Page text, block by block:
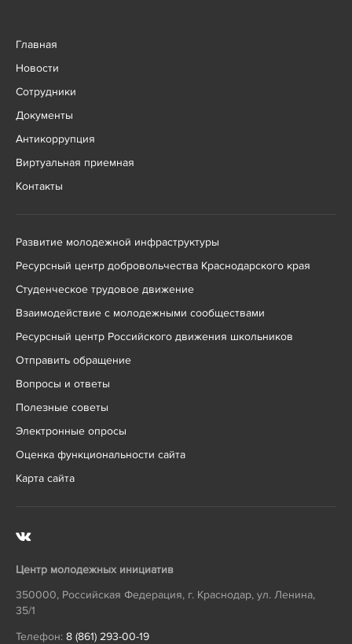
Главная
Новости
Сотрудники
Документы
Антикоррупция
Виртуальная приемная
Контакты
Развитие молодежной инфраструктуры
Ресурсный центр добровольчества Краснодарского края
Студенческое трудовое движение
Взаимодействие с молодежными сообществами
Ресурсный центр Российского движения школьников
Отправить обращение
Вопросы и ответы
Полезные советы
Электронные опросы
Оценка функциональности сайта
Карта сайта
Центр молодежных инициатив
350000, Российская Федерация, г. Краснодар, ул. Ленина,
35/1
Телефон: 8 (861) 293-00-19